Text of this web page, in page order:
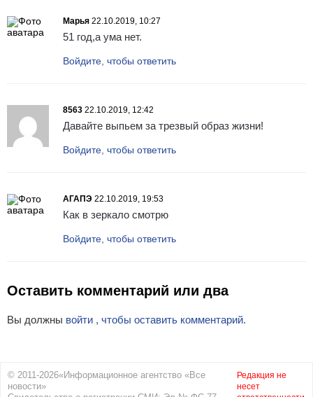
Марья 22.10.2019, 10:27
51 год,а ума нет.
Войдите, чтобы ответить
8563 22.10.2019, 12:42
Давайте выпьем за трезвый образ жизни!
Войдите, чтобы ответить
АГАПЭ 22.10.2019, 19:53
Как в зеркало смотрю
Войдите, чтобы ответить
Оставить комментарий или два
Вы должны войти , чтобы оставить комментарий.
© 2011-2026«Информационное агентство «Все
новости»
Редакция не
несет